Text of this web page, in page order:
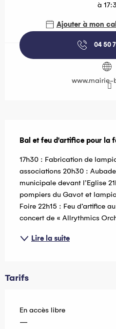
à
Ajouter à mon
04 50
www.mairie-
Bal et feu d'artifice pour la
17h30 : Fabrication de
associations 20h30 :
municipale devant l’Eglise
pompiers du Gavot et
Foire 22h15 : Feu d’artifice
concert de « Allrythmics
Lire la suite
Tarifs
En accès libre
—